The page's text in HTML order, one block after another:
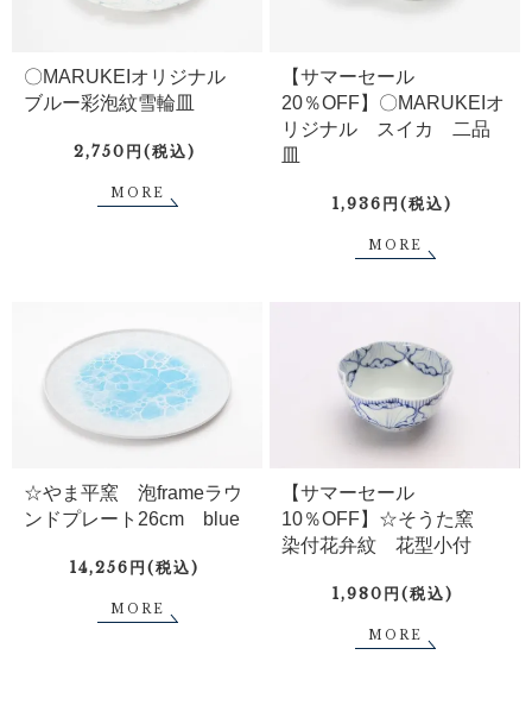
〇MARUKEIオリジナル
ブルー彩泡紋雪輪皿
2,750円(税込)
MORE
【サマーセール
20％OFF】〇MARUKEIオ
リジナル スイカ 二品
皿
1,936円(税込)
MORE
☆やま平窯 泡frameラウ
ンドプレート26cm blue
14,256円(税込)
MORE
【サマーセール
10％OFF】☆そうた窯
染付花弁紋 花型小付
1,980円(税込)
MORE